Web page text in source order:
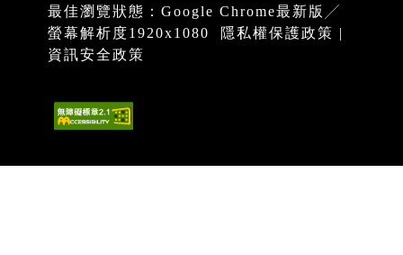
最佳瀏覽狀態：Google Chrome最新版╱
螢幕解析度1920x1080
隱私權保護政策 |
資訊安全政策